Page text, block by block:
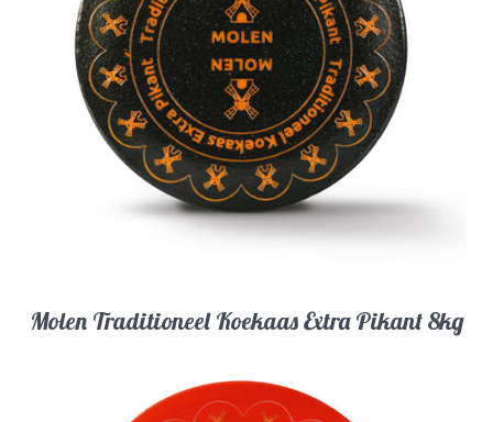
Molen Traditioneel Koekaas Extra Pikant 8kg